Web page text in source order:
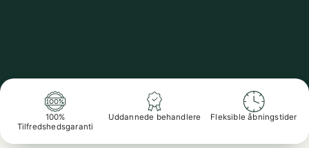
100%
Tilfredshedsgaranti
Uddannede behandlere Fleksible åbningstider